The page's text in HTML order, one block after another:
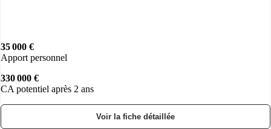
35 000 €
Apport personnel
330 000 €
CA potentiel après 2 ans
Voir la fiche détaillée